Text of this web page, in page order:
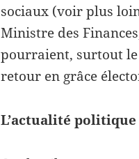
sociaux (voir plus
Ministre des
pourraient, surtout
retour en grâce
L’actualité politique